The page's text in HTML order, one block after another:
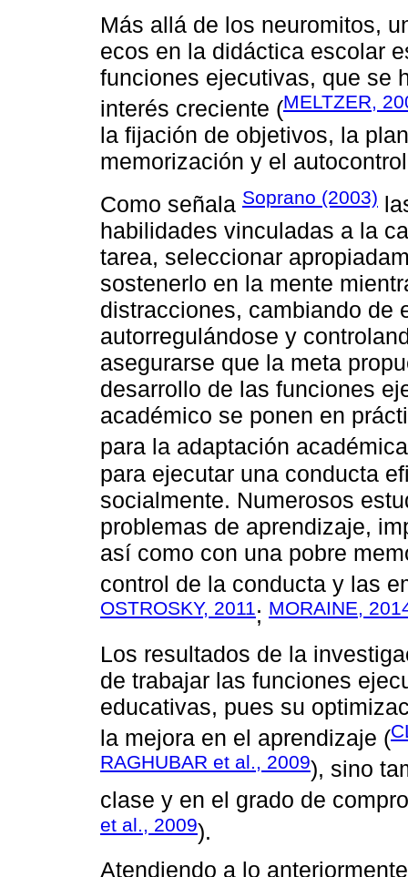
Más allá de los neuromitos,
ecos en la didáctica escolar
funciones ejecutivas, que se
interés creciente (MELTZER,
la fijación de objetivos, la
memorización y el
Como señala Soprano (2003)
habilidades vinculadas a la
tarea, seleccionar
sostenerlo en la mente
distracciones, cambiando de
autorregulándose y
asegurarse que la meta
desarrollo de las funciones
académico se ponen en
para la adaptación
para ejecutar una conducta
socialmente. Numerosos
problemas de aprendizaje,
así como con una pobre
control de la conducta y las
OSTROSKY, 2011; MORAINE,
Los resultados de la
de trabajar las funciones
educativas, pues su
la mejora en el aprendizaje (
RAGHUBAR et al., 2009), sino
clase y en el grado de
et al., 2009).
Atendiendo a lo